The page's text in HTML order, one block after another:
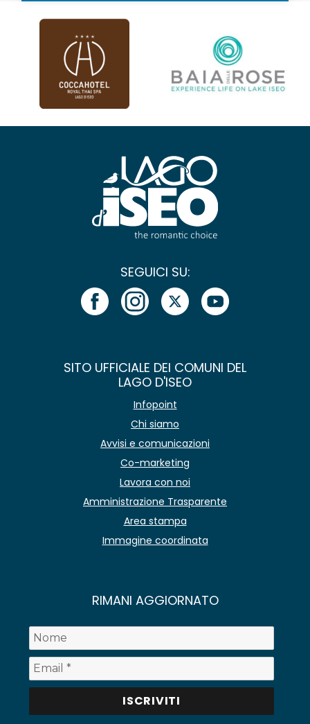
SEGUICI SU:
SITO UFFICIALE DEI COMUNI DEL
LAGO D'ISEO
Infopoint
Chi siamo
Avvisi e comunicazioni
Co-marketing
Lavora con noi
Amministrazione Trasparente
Area stampa
Immagine coordinata
RIMANI AGGIORNATO